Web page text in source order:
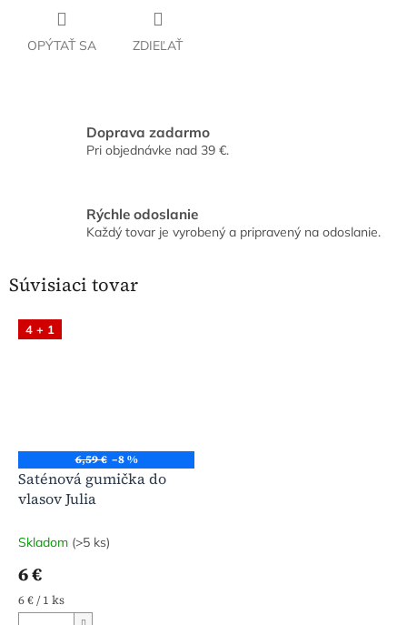
OPÝTAŤ SA ZDIEĽAŤ
Doprava zadarmo
Pri objednávke nad 39 €.
Rýchle odoslanie
Každý tovar je vyrobený a pripravený na odoslanie.
Súvisiaci tovar
4 + 1
6,59 € –8 %
Saténová gumička do
vlasov Julia
Skladom (>5 ks)
6 €
Jednotková
cena:
6 € / 1 ks